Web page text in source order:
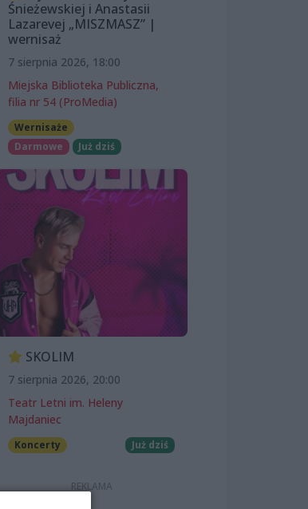
Śnieżewskiej i Anastasii
Lazarevej „MISZMASZ” |
wernisaż
7 sierpnia 2026, 18:00
Miejska Biblioteka Publiczna,
filia nr 54 (ProMedia)
Wernisaże
Darmowe
Już dziś
SKOLIM
7 sierpnia 2026, 20:00
Teatr Letni im. Heleny
Majdaniec
Koncerty Już dziś